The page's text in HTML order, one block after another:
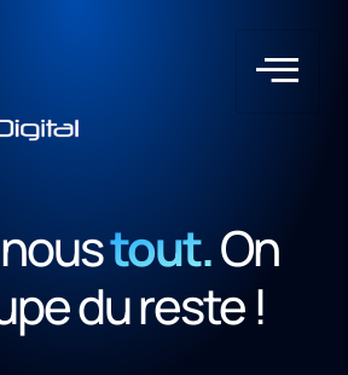
tout.On
du reste !